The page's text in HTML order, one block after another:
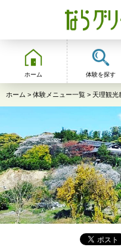
ならグ
ホーム 体験を探す
ホーム > 体験メニュー一覧 > 天理観光